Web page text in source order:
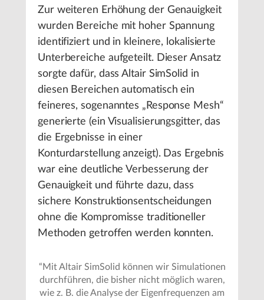
Zur weiteren Erhöhung der Genauigkeit
wurden Bereiche mit hoher Spannung
identifiziert und in kleinere, lokalisierte
Unterbereiche aufgeteilt. Dieser Ansatz
sorgte dafür, dass Altair SimSolid in
diesen Bereichen automatisch ein
feineres, sogenanntes „Response Mesh“
generierte (ein Visualisierungsgitter, das
die Ergebnisse in einer
Konturdarstellung anzeigt). Das Ergebnis
war eine deutliche Verbesserung der
Genauigkeit und führte dazu, dass
sichere Konstruktionsentscheidungen
ohne die Kompromisse traditioneller
Methoden getroffen werden konnten.
“Mit Altair SimSolid können wir Simulationen
durchführen, die bisher nicht möglich waren,
wie z. B. die Analyse der Eigenfrequenzen am